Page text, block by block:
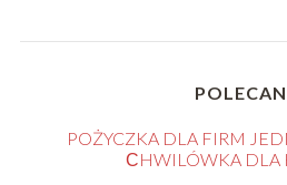
POŻYCZKA DLA FIRM
СHWILÓWKA DLA